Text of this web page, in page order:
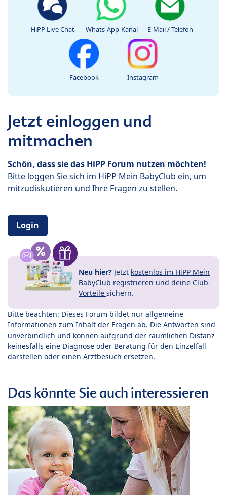
HiPP Live Chat Whats-App-Kanal E-Mail / Telefon
Facebook Instagram
Jetzt einloggen und
mitmachen
Schön, dass sie das HiPP Forum nutzen möchten!
Bitte loggen Sie sich im HiPP Mein BabyClub ein, um
mitzudiskutieren und Ihre Fragen zu stellen.
Login
Neu hier? Jetzt kostenlos im HiPP Mein
BabyClub registrieren und deine Club-
Vorteile sichern.
Bitte beachten: Dieses Forum bildet nur allgemeine
Informationen zum Inhalt der Fragen ab. Die Antworten sind
unverbindlich und können aufgrund der räumlichen Distanz
keinesfalls eine Diagnose oder Beratung für den Einzelfall
darstellen oder einen Arztbesuch ersetzen.
Das könnte Sie auch interessieren